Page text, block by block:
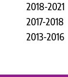
2018-2021
2017-2018
2013-2016